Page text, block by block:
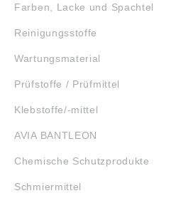
Farben, Lacke und Spachtel
Reinigungsstoffe
Wartungsmaterial
Prüfstoffe / Prüfmittel
Klebstoffe/-mittel
AVIA BANTLEON
Chemische Schutzprodukte
Schmiermittel